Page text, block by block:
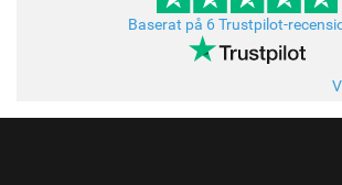
Baserat på 6 Trustpilot-